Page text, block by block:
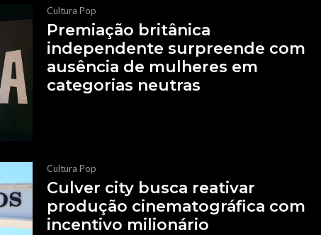
Cultura Pop
Premiação britânica
independente surpreende com
ausência de mulheres em
categorias neutras
Cultura Pop
Culver city busca reativar
produção cinematográfica com
incentivo milionário